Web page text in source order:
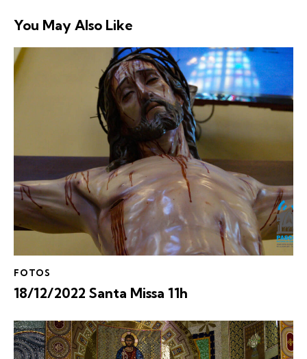
You May Also Like
FOTOS
18/12/2022 Santa Missa 11h